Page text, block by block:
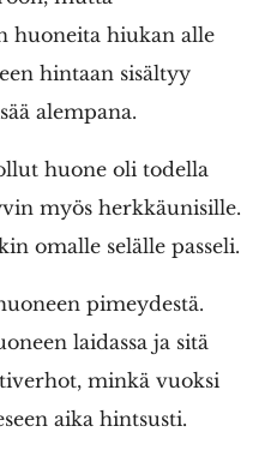
huoneita hiukan alle
hintaan sisältyy
alempana.
huone oli todella
myös herkkäunisille.
omalle selälle passeli.
pimeydestä.
laidassa ja sitä
minkä vuoksi
aika hintsusti.